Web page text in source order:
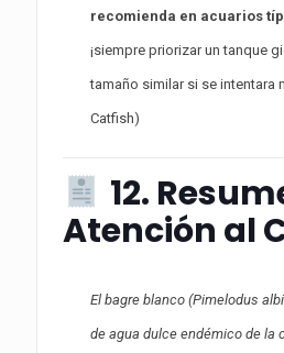
recomienda en acuarios
¡siempre priorizar un tanque
tamaño similar si se intentara
Catfish)
12.
Atención al
El bagre blanco (Pimelodus
de agua dulce endémico de la